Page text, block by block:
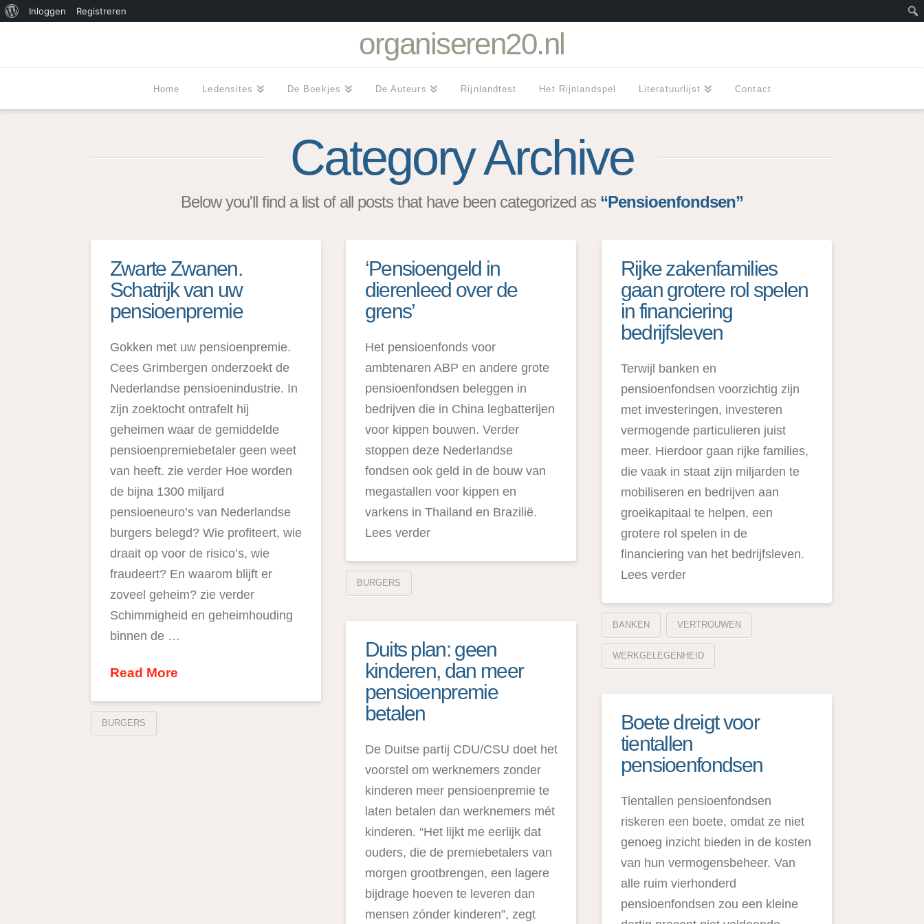
Over
Inloggen
Registreren
organiseren20.nl
Home Ledensites De Boekjes De Auteurs Rijnlandtest Het Rijnlandspel Literatuurlijst Contact
Category Archive
Below you'll find a list of all posts that have been categorized as “Pensioenfondsen”
Zwarte Zwanen.
Schatrijk van uw
pensioenpremie
Gokken met uw pensioenpremie.
Cees Grimbergen onderzoekt de
Nederlandse pensioenindustrie. In
zijn zoektocht ontrafelt hij
geheimen waar de gemiddelde
pensioenpremiebetaler geen weet
van heeft. zie verder Hoe worden
de bijna 1300 miljard
pensioeneuro’s van Nederlandse
burgers belegd? Wie profiteert, wie
draait op voor de risico’s, wie
fraudeert? En waarom blijft er
zoveel geheim? zie verder
Schimmigheid en geheimhouding
binnen de …
Read More
BURGERS
‘Pensioengeld in
dierenleed over de
grens’
Het pensioenfonds voor
ambtenaren ABP en andere grote
pensioenfondsen beleggen in
bedrijven die in China legbatterijen
voor kippen bouwen. Verder
stoppen deze Nederlandse
fondsen ook geld in de bouw van
megastallen voor kippen en
varkens in Thailand en Brazilië.
Lees verder
BURGERS
Rijke zakenfamilies
gaan grotere rol spelen
in financiering
bedrijfsleven
Terwijl banken en
pensioenfondsen voorzichtig zijn
met investeringen, investeren
vermogende particulieren juist
meer. Hierdoor gaan rijke families,
die vaak in staat zijn miljarden te
mobiliseren en bedrijven aan
groeikapitaal te helpen, een
grotere rol spelen in de
financiering van het bedrijfsleven.
Lees verder
BANKEN VERTROUWEN
WERKGELEGENHEID
Duits plan: geen
kinderen, dan meer
pensioenpremie
betalen
De Duitse partij CDU/CSU doet het
voorstel om werknemers zonder
kinderen meer pensioenpremie te
laten betalen dan werknemers mét
kinderen. “Het lijkt me eerlijk dat
ouders, die de premiebetalers van
morgen grootbrengen, een lagere
bijdrage hoeven te leveren dan
mensen zónder kinderen”, zegt
Boete dreigt voor
tientallen
pensioenfondsen
Tientallen pensioenfondsen
riskeren een boete, omdat ze niet
genoeg inzicht bieden in de kosten
van hun vermogensbeheer. Van
alle ruim vierhonderd
pensioenfondsen zou een kleine